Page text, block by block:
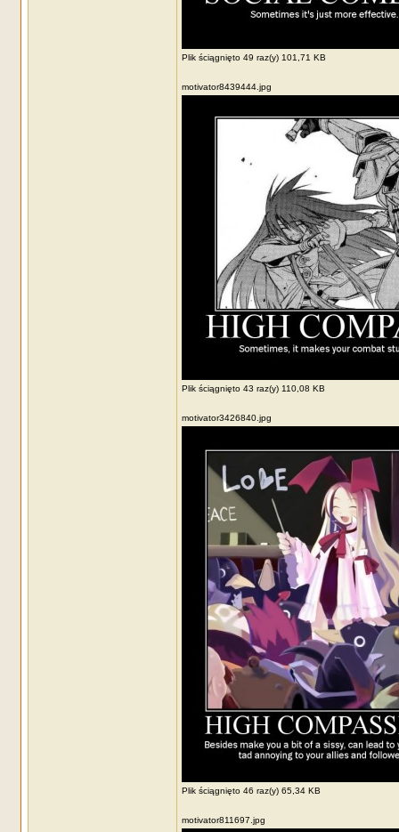
Plik ściągnięto 49 raz(y) 101,71 KB
motivator8439444.jpg
Plik ściągnięto 43 raz(y) 110,08 KB
motivator3426840.jpg
Plik ściągnięto 46 raz(y) 65,34 KB
motivator811697.jpg